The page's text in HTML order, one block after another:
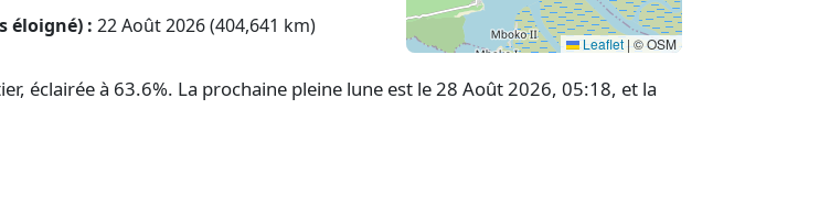
éloigné) : 22 Août 2026 (404,641 km)
Leaflet|© OSM
éclairée à 63.6%. La prochaine pleine lune est le 28 Août 2026, 05:18, et la